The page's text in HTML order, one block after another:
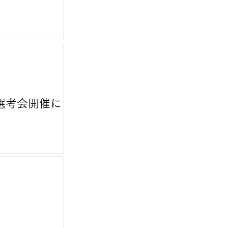
会開催につ